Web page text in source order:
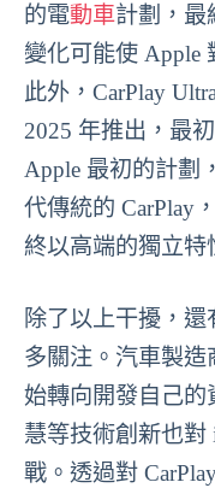
的電動車計劃，最
變化可能使 Apple
此外，CarPlay
2025 年推出，最
Apple 最初的計劃
代傳統的 CarPlay
終以高端的獨立特
除了以上干擾，還
多關注。汽車製造
始轉向開發自己的
慧等技術創新也對
戰。透過對